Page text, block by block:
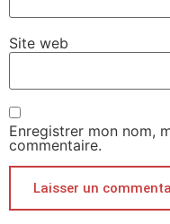
Site web
Enregistrer mon nom,
commentaire.